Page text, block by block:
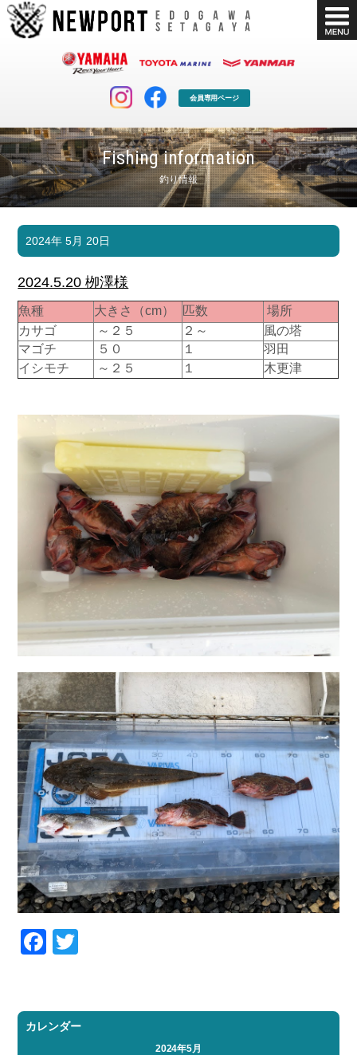
会員専用ページ
Fishing information
釣り情報
マリンクラブ
マリンライフを堪能したい！
ボート販売
ボート免許
長年の実績と信頼！
店舗情報
Shop Info.
公式ブログ
Blog
お問い合わせ 会社概要
Recruit
2024年 5月 20日
2024.5.20 栁澤様
魚種 大きさ（cm） 匹数
場所
カサゴ
～２５ ２～
風の塔
マゴチ
５０ １
羽田
イシモチ
～２５ １ 木更津
Facebook
カレンダー
2024年5月